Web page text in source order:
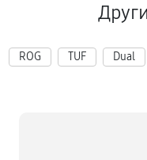
ROG TUF Dual